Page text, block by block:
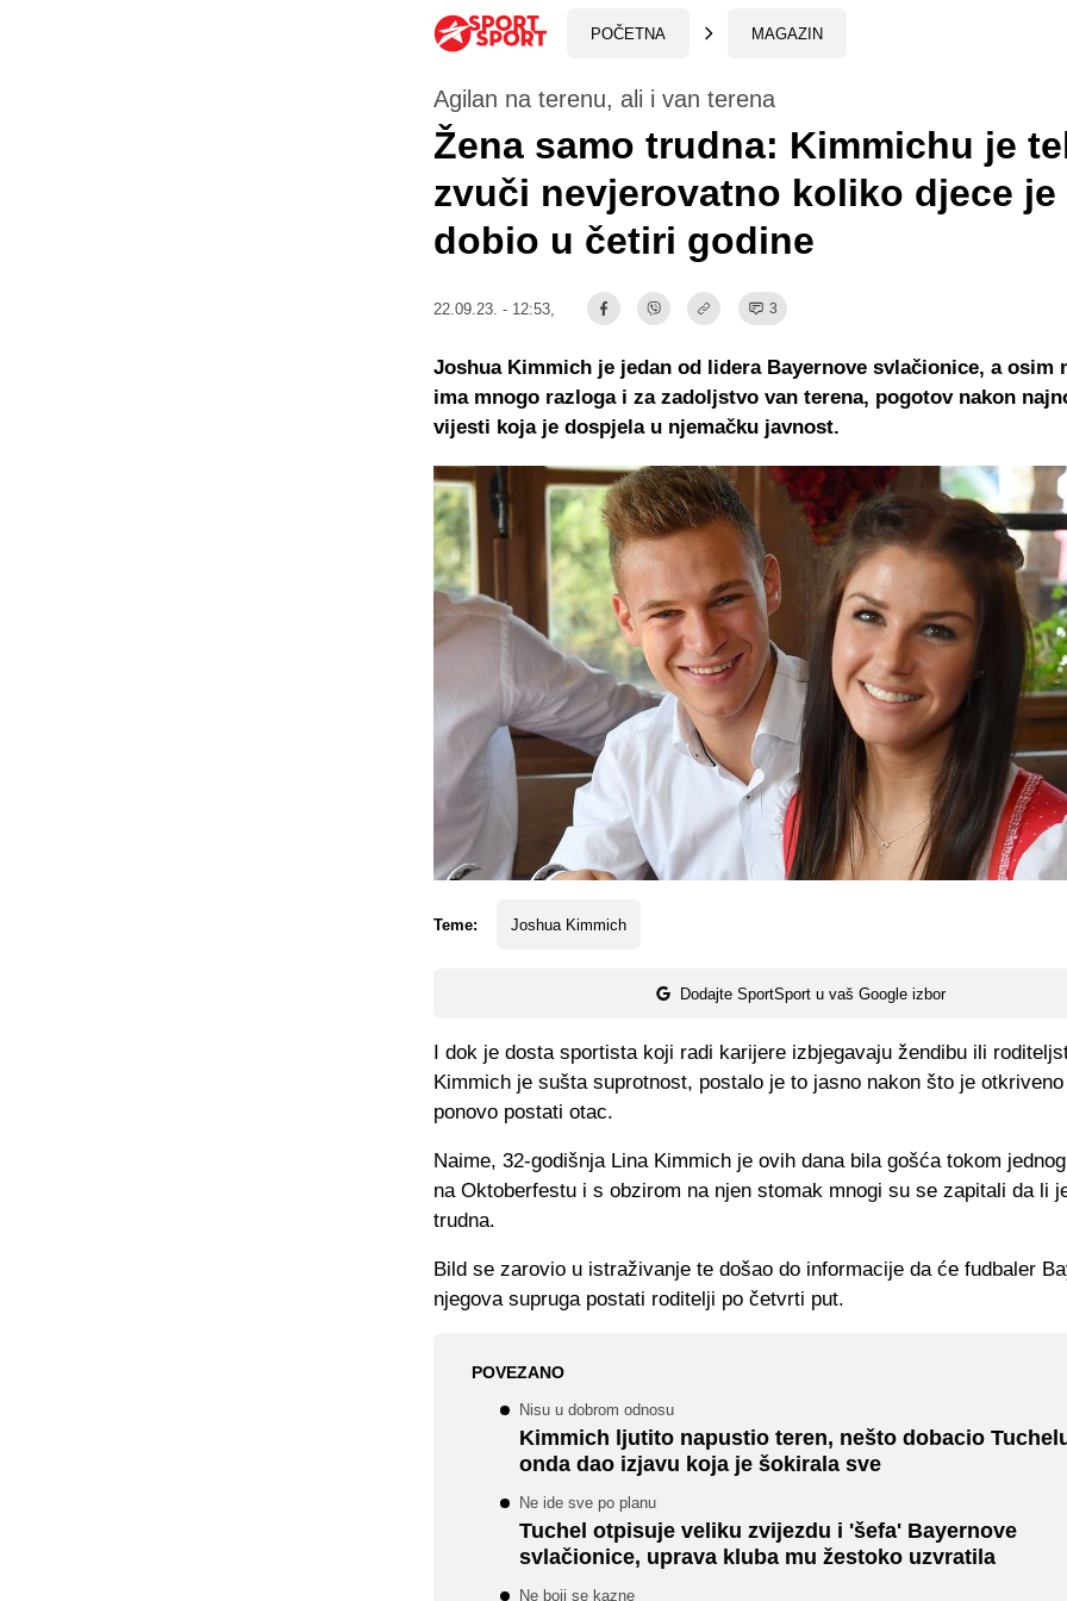
POČETNA MAGAZIN
Agilan na terenu, ali i van terena
Žena samo trudna: Kimmichu je
zvuči nevjerovatno koliko djece je
dobio u četiri godine
22.09.23. - 12:53, 3
Teme: Joshua Kimmich
Dodajte SportSport u vaš Google izbor
Joshua Kimmich je jedan od lidera Bayernove svlačionice, a osim
ima mnogo razloga i za zadoljstvo van terena, pogotov nakon
vijesti koja je dospjela u njemačku javnost.
I dok je dosta sportista koji radi karijere izbjegavaju žendibu ili
Kimmich je sušta suprotnost, postalo je to jasno nakon što je
ponovo postati otac.
Naime, 32-godišnja Lina Kimmich je ovih dana bila gošća tokom
na Oktoberfestu i s obzirom na njen stomak mnogi su se zapitali da li
trudna.
Bild se zarovio u istraživanje te došao do informacije da će fudbaler
njegova supruga postati roditelji po četvrti put.
POVEZANO
Nisu u dobrom odnosu
Kimmich ljutito napustio teren, nešto dobacio
onda dao izjavu koja je šokirala sve
Ne ide sve po planu
Tuchel otpisuje veliku zvijezdu i 'šefa' Bayernove
svlačionice, uprava kluba mu žestoko uzvratila
Ne boji se kazne